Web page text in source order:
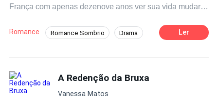
França com apenas dezenove anos ver sua vida mudar
Fox e um grande general de trinta anos respeitado em
toda Europa, que se apaixona perdidamente por uma
inocentes. QUE A CAÇADA COMECEM caça às bruxas
é um movimento de perseguição religiosa e social cujo
período clássico foi iniciado no século XV, atingindo seu
Romance Romance Sombrio Drama Ler
A Redenção da Bruxa
Vanessa Matos